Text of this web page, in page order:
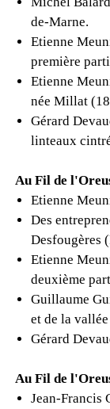
de-Marne.
Etienne
première
Etienne
née Millat
Gérard
linteaux
Au Fil de
Etienne
Des
Desfougères
Etienne
deuxième
Guillaume
et de la
Gérard
Au Fil de
Jean-Francis